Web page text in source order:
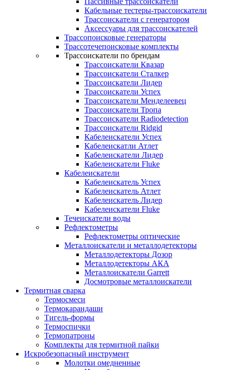
Кабельные тестеры-трассоискатели
Трассоискатели с генератором
Аксессуары для трассоискателей
Трассопоисковые генераторы
Трассотечепоисковые комплекты
Трассоискатели по брендам
Трассоискатели Квазар
Трассоискатели Сталкер
Трассоискатели Лидер
Трассоискатели Успех
Трассоискатели Менделеевец
Трассоискатели Тропа
Трассоискатели Radiodetection
Трассоискатели Ridgid
Кабелеискатели Успех
Кабелеискатли Атлет
Кабелеискатели Лидер
Кабелеискатели Fluke
Кабелеискатели
Кабелеискатель Успех
Кабелеискатель Атлет
Кабелеискатель Лидер
Кабелеискатели Fluke
Течеискатели воды
Рефлектометры
Рефлектометры оптические
Металлоискатели и металлодетекторы
Металлодетекторы Дозор
Металлодетекторы АКА
Металлоискатели Garrett
Досмотровые металлоискатели
Термитная сварка
Термосмеси
Термокарандаши
Тигель-формы
Термоспички
Термопатроны
Комплекты для термитной пайки
Искробезопасный инструмент
Молотки омедненные